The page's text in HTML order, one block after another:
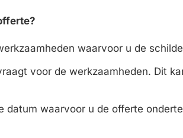
waarvoor u de
voor de werkzaamheden. Dit
datum waarvoor u de offerte